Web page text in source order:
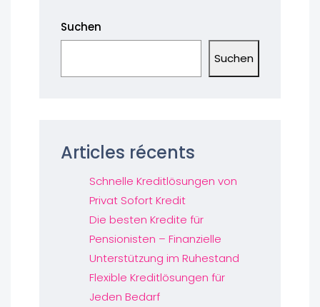
Suchen
Suchen
Articles récents
Schnelle Kreditlösungen von
Privat Sofort Kredit
Die besten Kredite für
Pensionisten – Finanzielle
Unterstützung im Ruhestand
Flexible Kreditlösungen für
Jeden Bedarf